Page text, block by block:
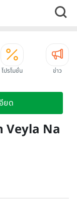
โปรโมชั่น ข่าว
ยด
Veyla Na